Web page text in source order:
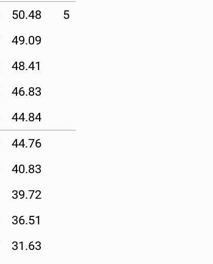
50.48
5
49.09
48.41
46.83
44.84
44.76
40.83
39.72
36.51
31.63